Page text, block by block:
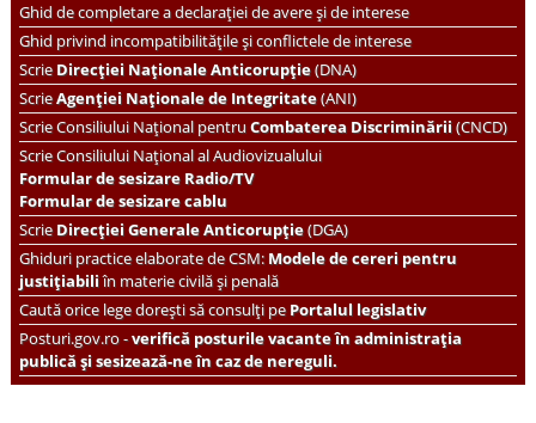
Ghid de completare a declarației de avere și de interese
Ghid privind incompatibilitățile și conflictele de interese
ScrieDirecției Naționale Anticorupție(DNA)
ScrieAgenției Naționale de Integritate(ANI)
ScrieConsiliului Național pentruCombaterea Discriminării(CNCD)
Scrie Consiliului Național al Audiovizualului
Formular de sesizare Radio/TV
Formular de sesizare cablu
ScrieDirecției Generale Anticorupție(DGA)
Ghiduri practice elaborate de CSM: Modele de cereri pentru
justițiabiliîn materie civilă și penală
Caută orice lege dorești să consulți pePortalul legislativ
Posturi.gov.ro -verifică posturile vacante în administrația
publică și sesizează-ne în caz de nereguli.